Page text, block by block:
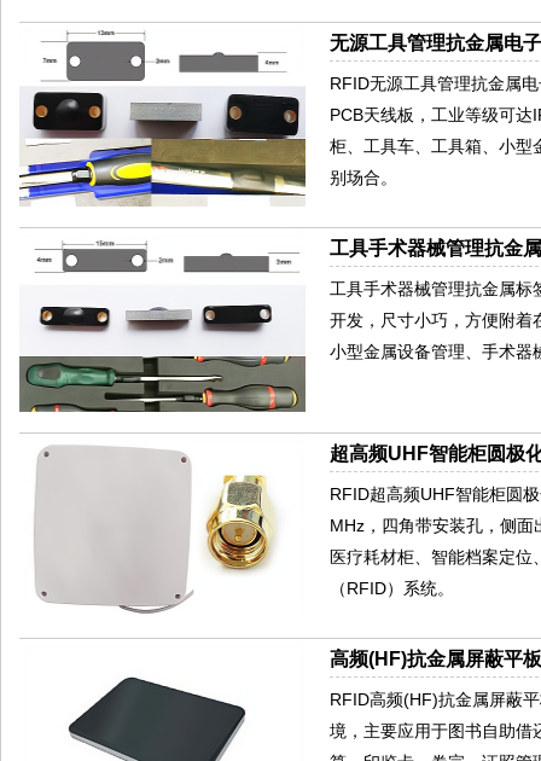
无源工具管理抗金属电
RFID无源工具管理抗金属
PCB天线板，工业等级可
柜、工具车、工具箱、小型
别场合。
工具手术器械管理抗金
工具手术器械管理抗金属
开发，尺寸小巧，方便附着
小型金属设备管理、手术器
超高频UHF智能柜圆极
RFID超高频UHF智能柜圆
MHz，四角带安装孔，侧
医疗耗材柜、智能档案定
（RFID）系统。
高频(HF)抗金属屏蔽平
RFID高频(HF)抗金属屏蔽
境，主要应用于图书自助借